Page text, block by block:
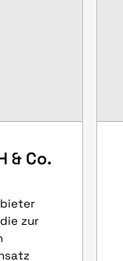
& Co.
zur